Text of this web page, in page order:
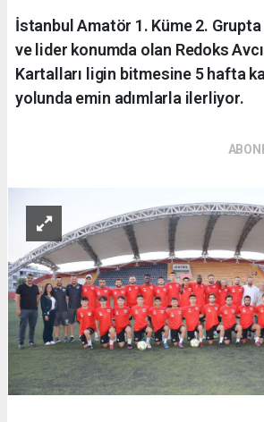
İstanbul Amatör 1. Küme 2.
ve lider konumda olan Redoks
Kartalları ligin bitmesine 5 hafta
yolunda emin adımlarla ilerliyor.